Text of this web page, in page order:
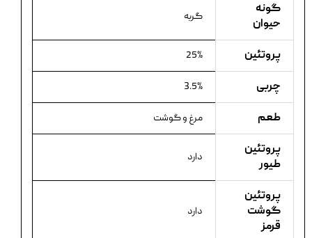
گونه
حیوان
گربه
پروتئین 25%
چربی 3.5%
طعم مرغ و گوشت
پروتئین
طیور
دارد
پروتئین
گوشت
قرمز
دارد